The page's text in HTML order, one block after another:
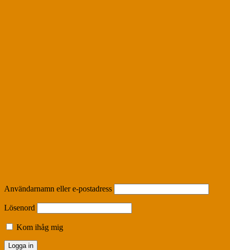
Användarnamn eller e-postadress
Lösenord
Kom ihåg mig